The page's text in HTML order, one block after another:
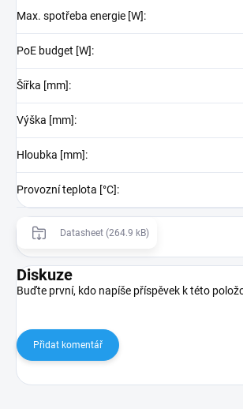
Max. spotřeba energie [W]:
PoE budget [W]:
Šířka [mm]:
Výška [mm]:
Hloubka [mm]:
Provozní teplota [°C]:
Datasheet (264.9 kB)
Diskuze
Buďte první, kdo napíše příspěvek k této
Přidat komentář